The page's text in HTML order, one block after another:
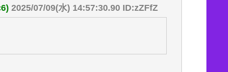
2025/07/09(水) 14:57:30.90 ID:zZFfZ